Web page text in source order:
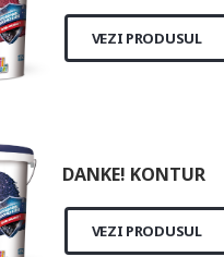
VEZI PRODUSUL
DANKE! KONTUR
VEZI PRODUSUL